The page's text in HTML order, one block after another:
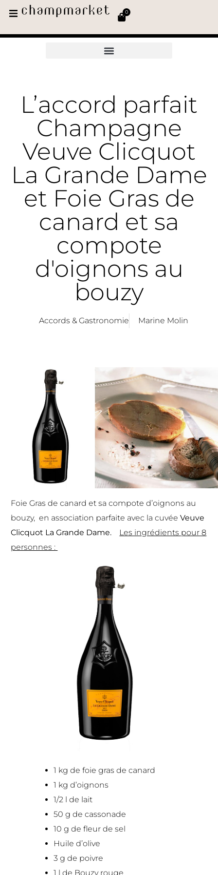
0
L’accord parfait
Champagne
Veuve Clicquot
La Grande Dame
et Foie Gras de
canard et sa
compote
d'oignons au
bouzy
Accords & Gastronomie Marine Molin
Foie Gras de canard et sa compote d’oignons au
bouzy, en association parfaite avec la cuvéeVeuve
Clicquot La Grande Dame.
Les ingrédients pour 8
personnes :
1 kg de foie gras de canard
1 kg d’oignons
1/2 l de lait
50 g de cassonade
10 g de fleur de sel
Huile d’olive
3 g de poivre
1 l de Bouzy rouge